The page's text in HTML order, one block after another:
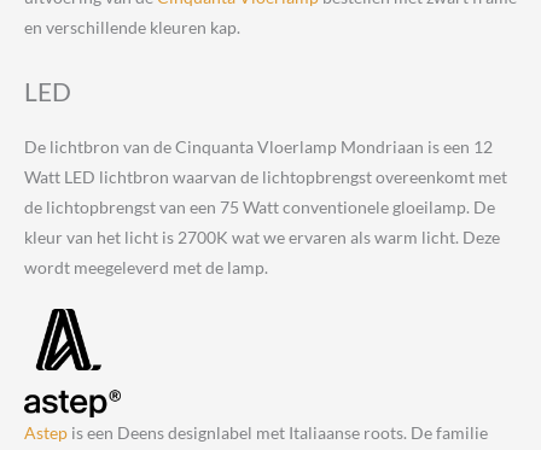
en verschillende kleuren kap.
LED
De lichtbron van de Cinquanta Vloerlamp Mondriaan is een 12
Watt LED lichtbron waarvan de lichtopbrengst overeenkomt met
de lichtopbrengst van een 75 Watt conventionele gloeilamp. De
kleur van het licht is 2700K wat we ervaren als warm licht. Deze
wordt meegeleverd met de lamp.
Astep is een Deens designlabel met Italiaanse roots. De familie